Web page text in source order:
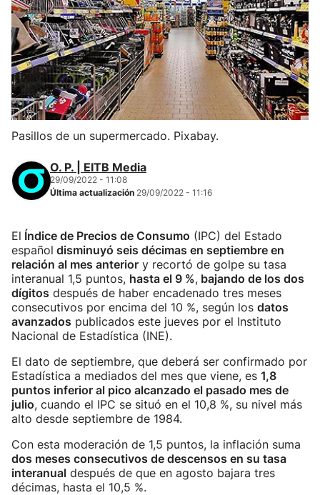
Pasillos de un supermercado. Pixabay.
O. P. | EITB Media
29/09/2022 - 11:08
Última actualización 29/09/2022 - 11:16
El Índice de Precios de Consumo (IPC) del Estado
español disminuyó seis décimas en septiembre en
relación al mes anterior y recortó de golpe su tasa
interanual 1,5 puntos, hasta el 9 %, bajando de los dos
dígitos después de haber encadenado tres meses
consecutivos por encima del 10 %, según los datos
avanzados publicados este jueves por el Instituto
Nacional de Estadística (INE).
El dato de septiembre, que deberá ser confirmado por
Estadística a mediados del mes que viene, es 1,8
puntos inferior al pico alcanzado el pasado mes de
julio, cuando el IPC se situó en el 10,8 %, su nivel más
alto desde septiembre de 1984.
Con esta moderación de 1,5 puntos, la inflación suma
dos meses consecutivos de descensos en su tasa
interanual después de que en agosto bajara tres
décimas, hasta el 10,5 %.